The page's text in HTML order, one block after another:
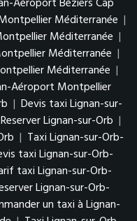
Méditerranée |
Méditerranée |
Méditerranée |
Méditerranée |
Aéroport Montpellier
| Devis taxi Lignan-sur-
Reserver Lignan-sur-Orb |
| Taxi Lignan-sur-Orb-
taxi Lignan-sur-Orb-
taxi Lignan-sur-Orb-
Lignan-sur-Orb-
un taxi à Lignan-